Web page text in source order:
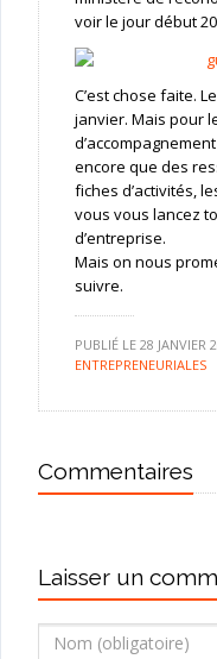
voir le jour début
C’est chose faite.
janvier. Mais pour
encore que des
fiches d’activités,
vous vous lancez
d’entreprise.
Mais on nous
suivre.
PUBLIÉ LE 28 JANVIER
ENTREPRENEURIALES
Commentaires
Laisser un